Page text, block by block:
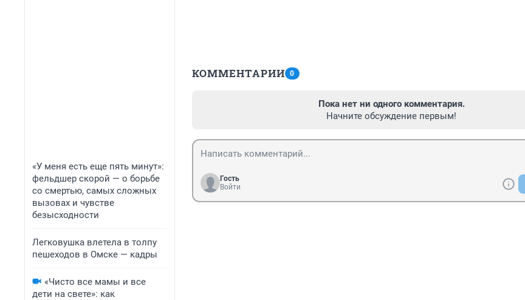
«У меня есть еще пять минут»:
фельдшер скорой — о борьбе
со смертью, самых сложных
вызовах и чувстве
безысходности
Легковушка влетела в толпу
пешеходов в Омске — кадры
«Чисто все мамы и все
дети на свете»: как
КОММЕНТАРИИ 0
Пока нет ни одного комментария.
Начните обсуждение первым!
Гость
Войти